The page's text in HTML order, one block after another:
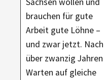
brauchen für gute
Arbeit gute Löhne –
und zwar jetzt. Nach
über zwanzig Jahren
Warten auf gleiche